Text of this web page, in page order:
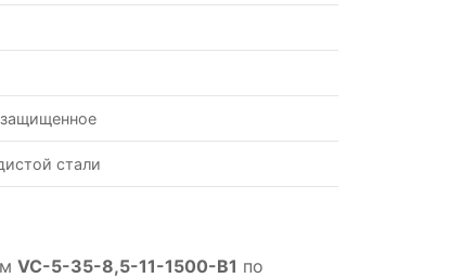
стали
VC-5-35-8,5-11-1500-B1 по